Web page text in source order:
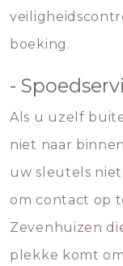
boeking.
-
Als u uzelf
niet naar
uw sleutels
om contact op
Zevenhuizen
plekke komt